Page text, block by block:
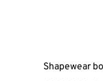
Shapewear